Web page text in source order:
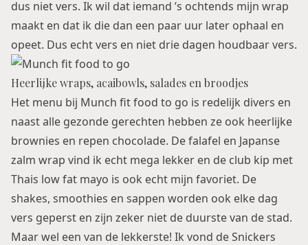
dus niet vers. Ik wil dat iemand ’s ochtends mijn wrap
maakt en dat ik die dan een paar uur later ophaal en
opeet. Dus echt vers en niet drie dagen houdbaar vers.
Heerlijke wraps, acaibowls, salades en broodjes
Het menu bij Munch fit food to go is redelijk divers en
naast alle gezonde gerechten hebben ze ook heerlijke
brownies en repen chocolade. De falafel en Japanse
zalm wrap vind ik echt mega lekker en de club kip met
Thais low fat mayo is ook echt mijn favoriet. De
shakes, smoothies en sappen worden ook elke dag
vers geperst en zijn zeker niet de duurste van de stad.
Maar wel een van de lekkerste! Ik vond de Snickers